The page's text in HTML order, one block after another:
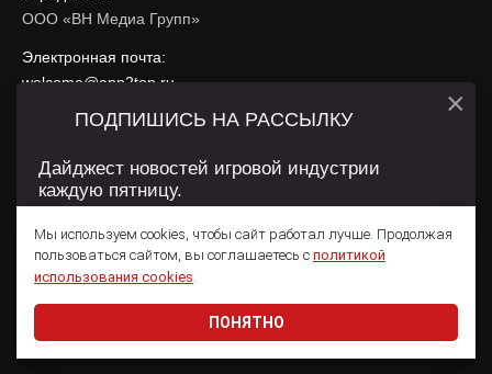
ООО «ВН Медиа Групп»
Электронная почта:
welcome@app2top.ru
При использовании материалов активная ссылка на
Сайт использует IP адреса, cookie, данные геолокации
использования содержатся вПолитике конфиденциальностии
Пользовательском соглашении .
© 2011 — 2026 App2Top 16+
Мы используем cookies, чтобы сайт работал лучше. Продолжая
пользоваться сайтом, вы соглашаетесь с политикой
использования cookies.
ПОНЯТНО
ПОДПИШИСЬ НА РАССЫЛКУ
Дайджест новостей игровой индустрии
каждую пятницу.
Даю согласие на обработкуперсональных данных
×